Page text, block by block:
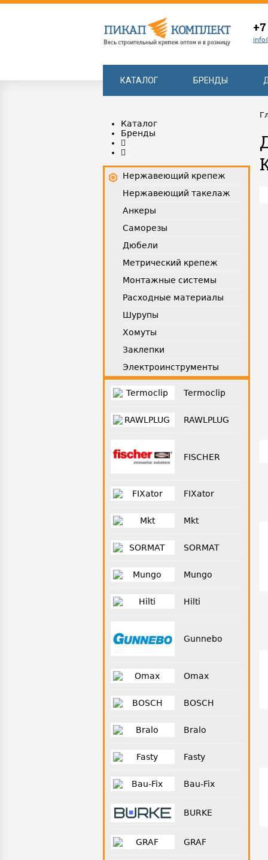
КАТАЛОГ БРЕНДЫ
Каталог
Бренды
Нержавеющий крепеж
Нержавеющий такелаж
Анкеры
Саморезы
Дюбели
Метрический крепеж
Монтажные системы
Расходные материалы
Шурупы
Хомуты
Заклепки
Электроинструменты
Termoclip
RAWLPLUG
FISCHER
FIXator
Mkt
SORMAT
Mungo
Hilti
Gunnebo
Omax
BOSCH
Bralo
Fasty
Bau-Fix
BURKE
GRAF